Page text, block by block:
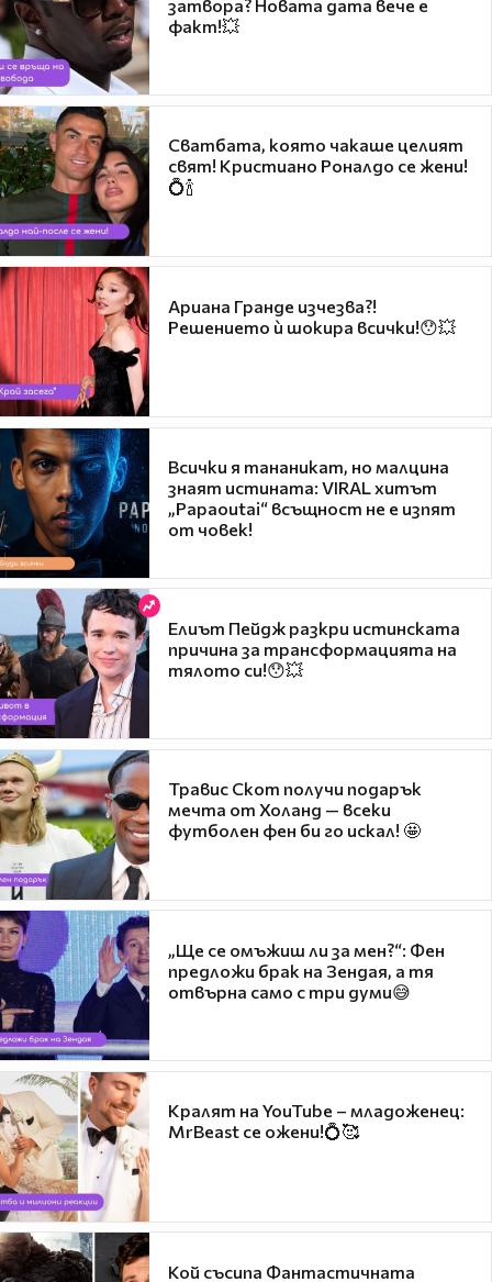
затвора? Новата дата вече е
факт!💥
Сватбата, която чакаше целият
свят! Кристиано Роналдо се жени!
💍🍾
Ариана Гранде изчезва?!
Решението ѝ шокира всички!😯💥
Всички я тананикат, но малцина
знаят истината: VIRAL хитът
„Papaoutai“ всъщност не е изпят
от човек!
Елиът Пейдж разкри истинската
причина за трансформацията на
тялото си!😯💥
Травис Скот получи подарък
мечта от Холанд — всеки
футболен фен би го искал! 🤩
„Ще се омъжиш ли за мен?“: Фен
предложи брак на Зендая, а тя
отвърна само с три думи😅
Кралят на YouTube – младоженец:
MrBeast се ожени!💍🥰
Кой съсипа Фантастичната